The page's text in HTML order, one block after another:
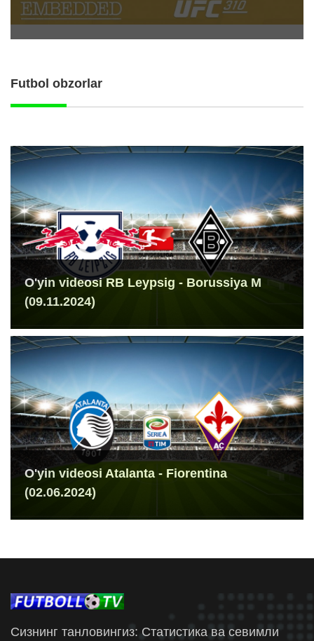
Futbol obzorlar
O'yin videosi RB Leypsig - Borussiya M
(09.11.2024)
O'yin videosi Atalanta - Fiorentina
(02.06.2024)
Сизнинг танловингиз: Статистика ва севимли